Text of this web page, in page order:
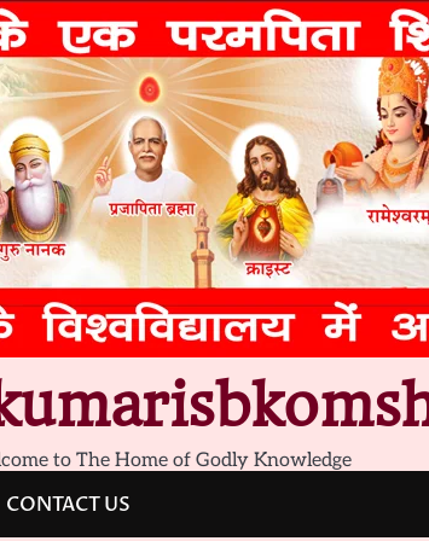
to The Home of Godly Knowledge
CONTACT US